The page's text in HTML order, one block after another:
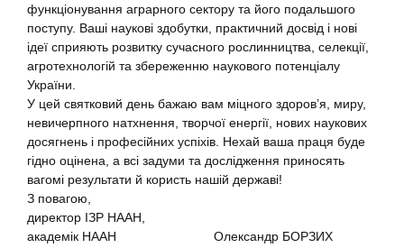
функціонування аграрного сектору та його подальшого
поступу. Ваші наукові здобутки, практичний досвід і нові
ідеї сприяють розвитку сучасного рослинництва, селекції,
агротехнологій та збереженню наукового потенціалу
України.
У цей святковий день бажаю вам міцного здоров’я, миру,
невичерпного натхнення, творчої енергії, нових наукових
досягнень і професійних успіхів. Нехай ваша праця буде
гідно оцінена, а всі задуми та дослідження приносять
вагомі результати й користь нашій державі!
З повагою,
директор ІЗР НААН,
академік НААН Олександр БОРЗИХ